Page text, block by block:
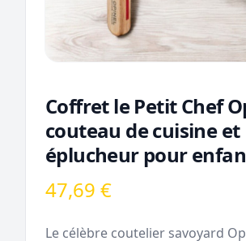
Coffret le Petit Chef
couteau de cuisine et
éplucheur pour
47,69 €
Le célèbre coutelier savoyard